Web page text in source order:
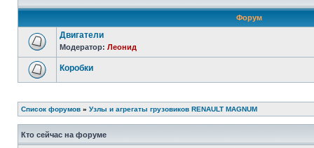
Форум
Двигатели
Модератор: Леонид
Коробки
Список форумов » Узлы и агрегаты грузовиков RENAULT MAGNUM
Кто сейчас на форуме